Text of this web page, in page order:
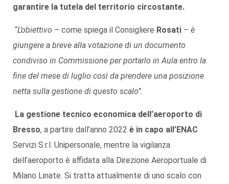
garantire la tutela del territorio circostante.
“L’obiettivo – come spiega il Consigliere Rosati – è
giungere a breve alla votazione di un documento
condiviso in Commissione per portarlo in Aula entro la
fine del mese di luglio così da prendere una posizione
netta sulla gestione di questo scalo”.
La gestione tecnico economica dell’aeroporto di
Bresso, a partire dall’anno 2022 è in capo all’ENAC
Servizi S.r.l. Unipersonale, mentre la vigilanza
dell’aeroporto è affidata alla Direzione Aeroportuale di
Milano Linate. Si tratta attualmente di uno scalo con